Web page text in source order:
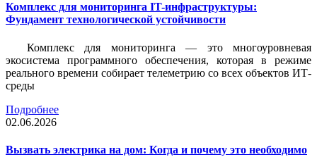
Комплекс для мониторинга IT-инфраструктуры:
Фундамент технологической устойчивости
Комплекс для мониторинга — это многоуровневая
экосистема программного обеспечения, которая в режиме
реального времени собирает телеметрию со всех объектов ИТ-
среды
Подробнее
02.06.2026
Вызвать электрика на дом: Когда и почему это необходимо